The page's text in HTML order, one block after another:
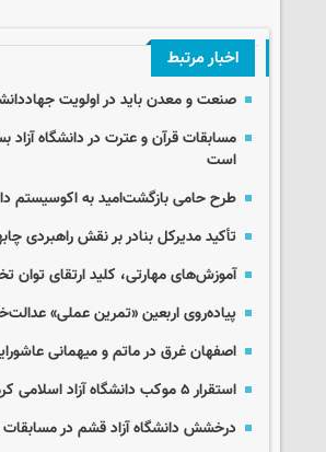
اخبار مرتبط
صنعت و معدن باید در اولویت
مسابقات قرآن و عترت در دانشگاه
است
طرح حامی بازگشت‌امید به اکوسیستم
تأکید مدیرکل بنادر بر نقش راهبردی
آموزش‌های مهارتی، کلید ارتقای
پیاده‌روی اربعین «تمرین عملی»
اصفهان غرق در ماتم و میهمانی
استقرار ۵ موکب دانشگاه آزاد اسلامی کرمانشاه برای خدمت‌رسانی به زائران اربعین
درخشش دانشگاه آزاد قشم در